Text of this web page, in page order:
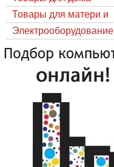
Товары для матери и
ребёнка
Электрооборудование